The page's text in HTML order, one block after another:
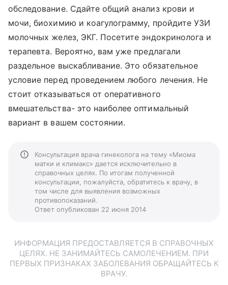
обследование. Сдайте общий анализ крови и
мочи, биохимию и коагулограмму, пройдите УЗИ
молочных желез, ЭКГ. Посетите эндокринолога и
терапевта. Вероятно, вам уже предлагали
раздельное выскабливание. Это обязательное
условие перед проведением любого лечения. Не
стоит отказываться от оперативного
вмешательства- это наиболее оптимальный
вариант в вашем состоянии.
Консультация врача гинеколога на тему «Миома
матки и климакс» дается исключительно в
справочных целях. По итогам полученной
консультации, пожалуйста, обратитесь к врачу, в
том числе для выявления возможных
противопоказаний.
Ответ опубликован 22 июня 2014
ИНФОРМАЦИЯ ПРЕДОСТАВЛЯЕТСЯ В СПРАВОЧНЫХ
ЦЕЛЯХ. НЕ ЗАНИМАЙТЕСЬ САМОЛЕЧЕНИЕМ. ПРИ
ПЕРВЫХ ПРИЗНАКАХ ЗАБОЛЕВАНИЯ ОБРАЩАЙТЕСЬ К
ВРАЧУ.